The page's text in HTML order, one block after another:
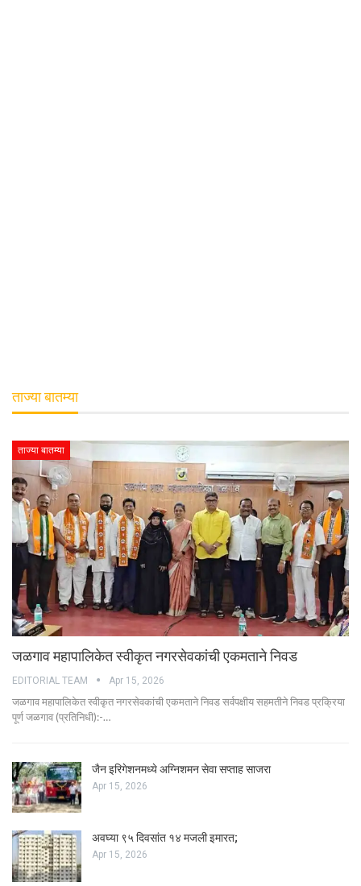
ताज्या बातम्या
ताज्या बातम्या
जळगाव महापालिकेत स्वीकृत नगरसेवकांची एकमताने निवड
EDITORIAL TEAM Apr 15, 2026
जळगाव महापालिकेत स्वीकृत नगरसेवकांची एकमताने निवड सर्वपक्षीय सहमतीने निवड प्रक्रिया
पूर्ण जळगाव (प्रतिनिधी):-…
जैन इरिगेशनमध्ये अग्निशमन सेवा सप्ताह साजरा
Apr 15, 2026
अवघ्या ९५ दिवसांत १४ मजली इमारत;
Apr 15, 2026